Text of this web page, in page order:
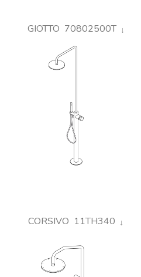
GIOTTO 70802500T
CORSIVO 11TH340